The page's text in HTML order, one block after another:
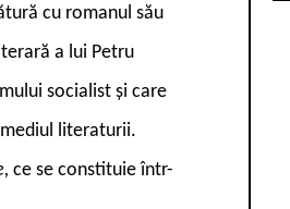
cu romanul său
a lui Petru
socialist și care
literaturii.
ce se constituie într-